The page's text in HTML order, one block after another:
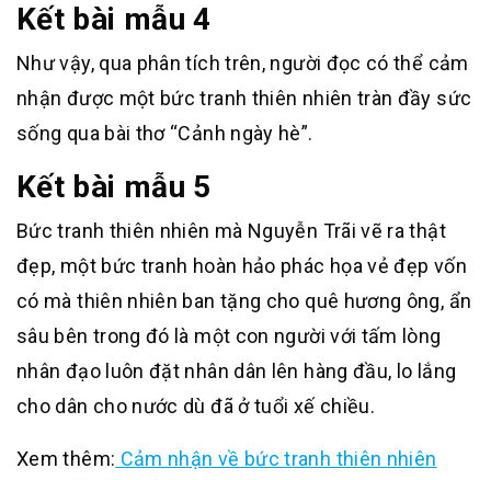
Kết bài mẫu 4
Như vậy, qua phân tích trên, người đọc có thể cảm
nhận được một bức tranh thiên nhiên tràn đầy sức
sống qua bài thơ “Cảnh ngày hè”.
Kết bài mẫu 5
Bức tranh thiên nhiên mà Nguyễn Trãi vẽ ra thật
đẹp, một bức tranh hoàn hảo phác họa vẻ đẹp vốn
có mà thiên nhiên ban tặng cho quê hương ông, ẩn
sâu bên trong đó là một con người với tấm lòng
nhân đạo luôn đặt nhân dân lên hàng đầu, lo lắng
cho dân cho nước dù đã ở tuổi xế chiều.
Xem thêm: Cảm nhận về bức tranh thiên nhiên